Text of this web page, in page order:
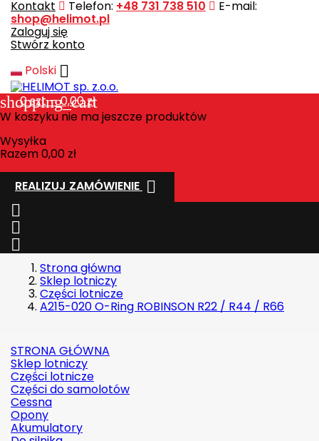
Kontakt Telefon: +48 731 738 510 E-mail:
shop@helimot.pl
Zaloguj się
Stwórz konto
Polski 
shopping_cart
0szt. - 0,00 zł
W koszyku nie ma jeszcze produktów
Wysyłka
Razem0,00 zł
REALIZUJ ZAMÓWIENIE 



Strona główna
Sklep lotniczy
Części lotnicze
A215-020 O-Ring ROBINSON R22 / R44 / R66
STRONA GŁÓWNA
Sklep lotniczy
Części lotnicze
Części do samolotów
Cessna
Opony
Akumulatory